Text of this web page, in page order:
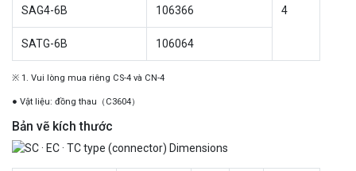
SAG4-6B 106366 4
SATG-6B 106064
※ 1. Vui lòng mua riêng CS-4 và CN-4
● Vật liệu: đồng thau（C3604）
Bản vẽ kích thước